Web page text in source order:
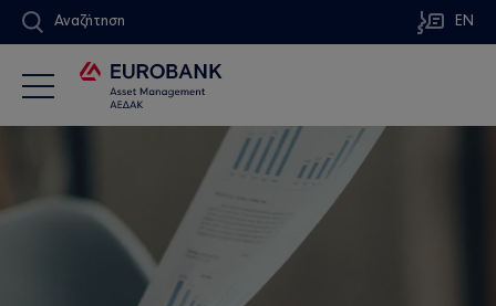
Αναζήτηση EN